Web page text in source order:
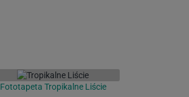
Fototapeta Tropikalne Liście